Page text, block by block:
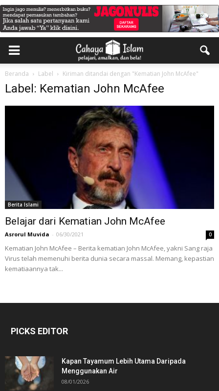
Beranda Label Kiriman ditandai dengan "Kematian John McAfee"
Label: Kematian John McAfee
Berita Islami
Belajar dari Kematian John McAfee
Asrorul Muvida - 06/30/2021 0
Kematian John McAfee – Berita kematian John McAfee, yakni Sang raja
Virus telah memenuhi berita dunia secara massal. Memang, kepastian
kematiaannya tak...
PICKS EDITOR
Kapan Tayamum Lebih Utama Daripada
Menggunakan Air
08/01/2026